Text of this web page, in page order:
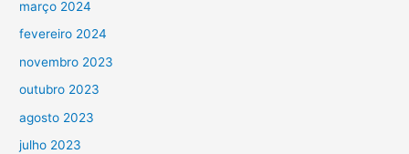
março 2024
fevereiro 2024
novembro 2023
outubro 2023
agosto 2023
julho 2023